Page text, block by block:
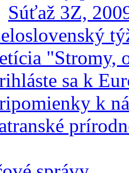
Súťaž 3Z,
"Stromy,
sa k
k